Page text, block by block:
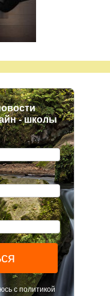
- школы
с политикой